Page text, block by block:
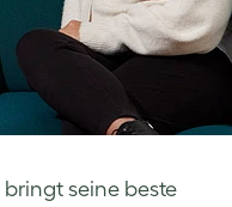
seine beste